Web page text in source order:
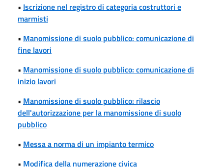
• Iscrizione nel registro di categoria costruttori e
marmisti
• Manomissione di suolo pubblico: comunicazione di
fine lavori
• Manomissione di suolo pubblico: comunicazione di
inizio lavori
• Manomissione di suolo pubblico: rilascio
dell'autorizzazione per la manomissione di suolo
pubblico
• Messa a norma di un impianto termico
• Modifica della numerazione civica